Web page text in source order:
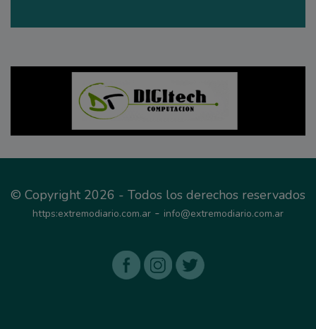
© Copyright 2026 - Todos los derechos reservados
https:extremodiario.com.ar - info@extremodiario.com.ar